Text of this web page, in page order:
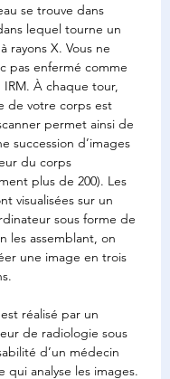
se trouve dans
lequel tourne un
rayons X. Vous ne
pas enfermé comme
IRM. À chaque tour,
de votre corps est
permet ainsi de
succession d’images
du corps
plus de 200). Les
visualisées sur un
sous forme de
les assemblant, on
une image en trois
est réalisé par un
de radiologie sous
d’un médecin
qui analyse les images.